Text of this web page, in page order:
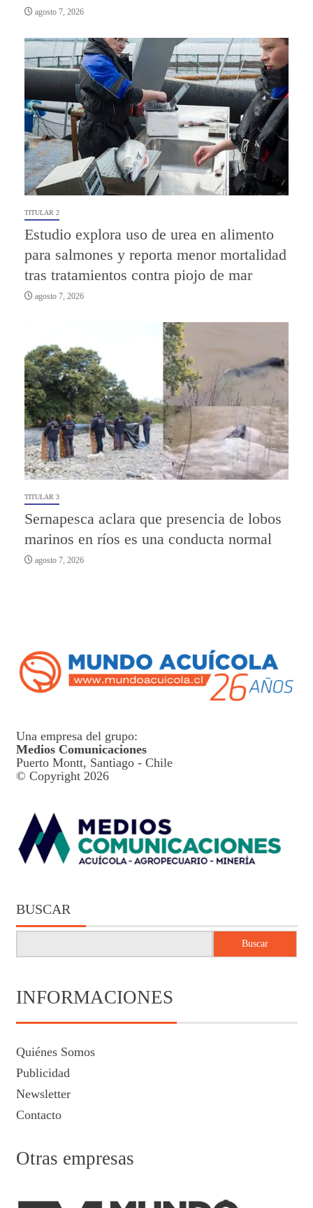
agosto 7, 2026
TITULAR 2
Estudio explora uso de urea en alimento
para salmones y reporta menor mortalidad
tras tratamientos contra piojo de mar
agosto 7, 2026
TITULAR 3
Sernapesca aclara que presencia de lobos
marinos en ríos es una conducta normal
agosto 7, 2026
Una empresa del grupo:
Medios Comunicaciones
Puerto Montt, Santiago - Chile
© Copyright 2026
BUSCAR
Buscar
INFORMACIONES
Quiénes Somos
Publicidad
Newsletter
Contacto
Otras empresas